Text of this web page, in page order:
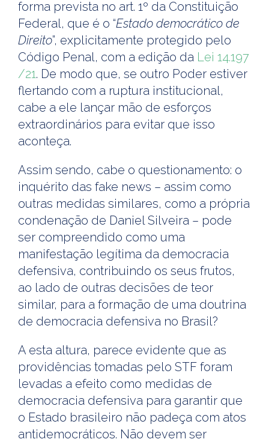
forma prevista no art. 1º da Constituição
Federal, que é o “Estado democrático de
Direito”, explicitamente protegido pelo
Código Penal, com a edição da Lei 14.197
/21. De modo que, se outro Poder estiver
flertando com a ruptura institucional,
cabe a ele lançar mão de esforços
extraordinários para evitar que isso
aconteça.
Assim sendo, cabe o questionamento: o
inquérito das fake news – assim como
outras medidas similares, como a própria
condenação de Daniel Silveira – pode
ser compreendido como uma
manifestação legítima da democracia
defensiva, contribuindo os seus frutos,
ao lado de outras decisões de teor
similar, para a formação de uma doutrina
de democracia defensiva no Brasil?
A esta altura, parece evidente que as
providências tomadas pelo STF foram
levadas a efeito como medidas de
democracia defensiva para garantir que
o Estado brasileiro não padeça com atos
antidemocráticos. Não devem ser